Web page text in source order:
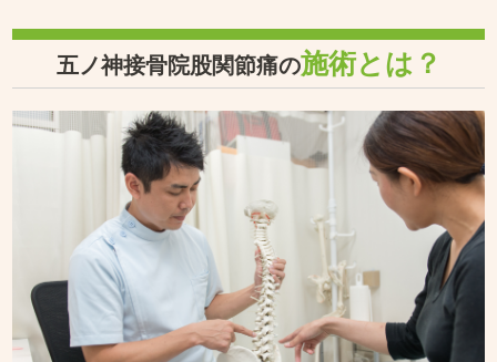
五ノ神接骨院股関節痛の施術とは？